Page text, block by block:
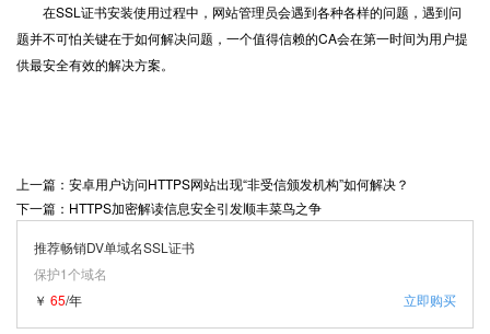
在SSL证书安装使用过程中，网站管理员会遇到各种各样的问题，遇到问
题并不可怕关键在于如何解决问题，一个值得信赖的CA会在第一时间为用户提
供最安全有效的解决方案。
上一篇：安卓用户访问HTTPS网站出现“非受信颁发机构”如何解决？
下一篇：HTTPS加密解读信息安全引发顺丰菜鸟之争
推荐畅销DV单域名SSL证书
保护1个域名
立即购买
￥ 65/年